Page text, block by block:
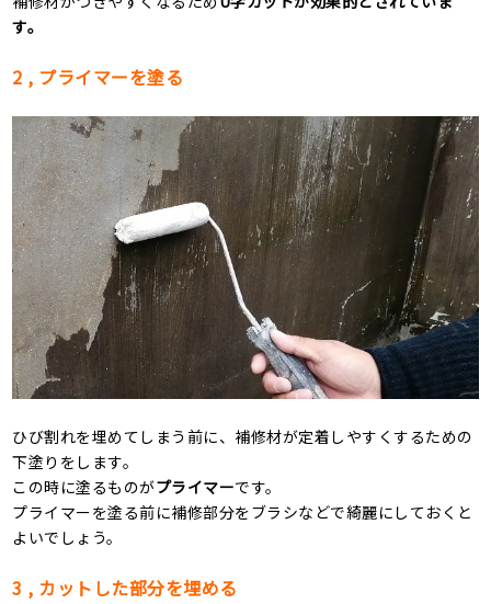
す。
2 , プライマーを塗る
ひび割れを埋めてしまう前に、補修材が定着しやすくするための
下塗りをします。
この時に塗るものがプライマーです。
プライマーを塗る前に補修部分をブラシなどで綺麗にしておくと
よいでしょう。
3 , カットした部分を埋める